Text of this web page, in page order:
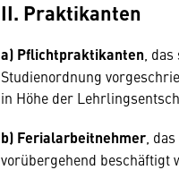
II. Praktikanten
a) Pflichtpraktikanten ,
Studienordnung
in Höhe der
b) Ferialarbeitnehmer ,
vorübergehend beschäftigt